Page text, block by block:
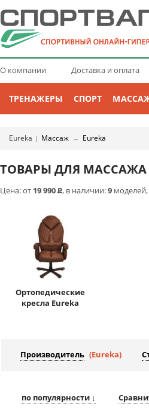
О компании Доставка и оплата
ТРЕНАЖЕРЫ СПОРТ
Eureka | Массаж → Eureka
ТОВАРЫ ДЛЯ МАССАЖА
Цена: от 19 990Р, в наличии:9
Ортопедические
кресла Eureka
Производитель (Eureka)
по популярности ↓